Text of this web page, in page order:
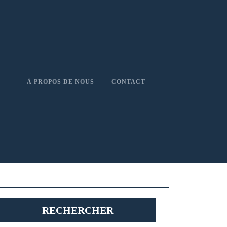
À PROPOS DE NOUS CONTACT
RECHERCHER